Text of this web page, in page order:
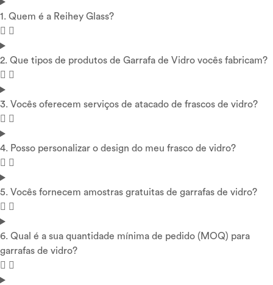
1. Quem é a Reihey Glass?
2. Que tipos de produtos de Garrafa de Vidro vocês fabricam?
3. Vocês oferecem serviços de atacado de frascos de vidro?
4. Posso personalizar o design do meu frasco de vidro?
5. Vocês fornecem amostras gratuitas de garrafas de vidro?
6. Qual é a sua quantidade mínima de pedido (MOQ) para
garrafas de vidro?